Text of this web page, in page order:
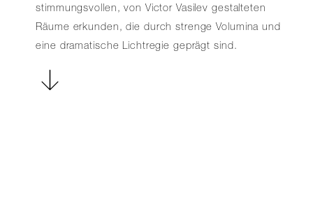
stimmungsvollen, von Victor Vasilev gestalteten
Räume erkunden, die durch strenge Volumina und
eine dramatische Lichtregie geprägt sind.